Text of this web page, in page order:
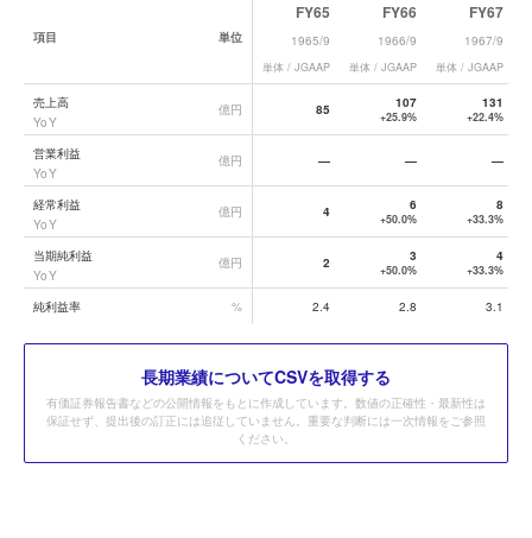
エクシオグループ
項目 単位
FY65
1965/9
単体 / JGAAP
FY66
1966/9
単体 / JGAAP
FY67
1967/9
単体 / JGAAP
売上高
YoY
億円 85 107
+25.9%
131
+22.4%
営業利益
YoY
億円 — — —
経常利益
YoY
億円 4 6
+50.0%
8
+33.3%
当期純利益
YoY
億円 2 3
+50.0%
4
+33.3%
純利益率 % 2.4 2.8 3.1
長期業績についてCSVを取得する
有価証券報告書などの公開情報をもとに作成しています。数値の正確性・最新性は
保証せず、提出後の訂正には追従していません。重要な判断には一次情報をご参照
ください。